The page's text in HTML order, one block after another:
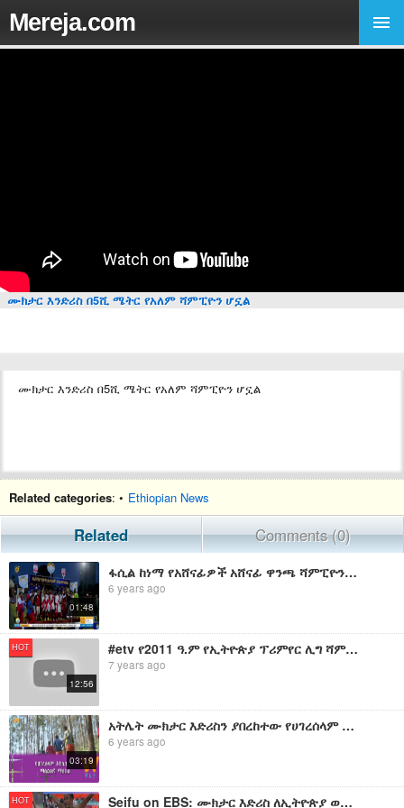
Mereja.com
ሙክታር እንድሪስ በ5ሺ ሜትር የአለም ሻምፒዮን ሆኗል
ሙክታር እንድሪስ በ5ሺ ሜትር የአለም ሻምፒዮን ሆኗል
Related categories: • Ethiopian News
Related Comments (0)
01:48
ፋሲል ከነማ የአሸናፊዎች አሸናፊ ዋንጫ ሻምፒዮን ሆነ
6 years ago
HOT
12:56
#etv የ2011 ዓ.ም የኢትዮጵያ ፕሪምየር ሊግ ሻምፒዮን መቐለ 70 እንደርታ
7 years ago
03:19
አትሌት ሙክታር እድሪስን ያበረከተው የሀገረሰላም አትሌቲክስ ማሰልጠኛ ማዕከል፤
6 years ago
HOT Seifu on EBS: ሙክታር እድሪስ ለኢትዮጵያ ወርቅ በማምጣት የለንደን ድሉን ደገመ | Muktar Edris